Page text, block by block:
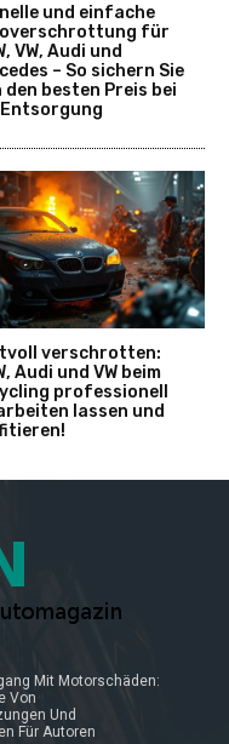
und einfache
für
VW, Audi und
– So sichern Sie
den besten Preis bei
verschrotten:
Audi und VW beim
professionell
lassen und
Mit Motorschäden:
Von
Und
Für Autoren